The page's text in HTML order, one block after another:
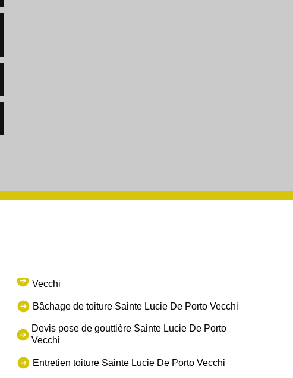
Vecchi
Bâchage de toiture Sainte Lucie De Porto Vecchi
Devis pose de gouttière Sainte Lucie De Porto
Vecchi
Entretien toiture Sainte Lucie De Porto Vecchi